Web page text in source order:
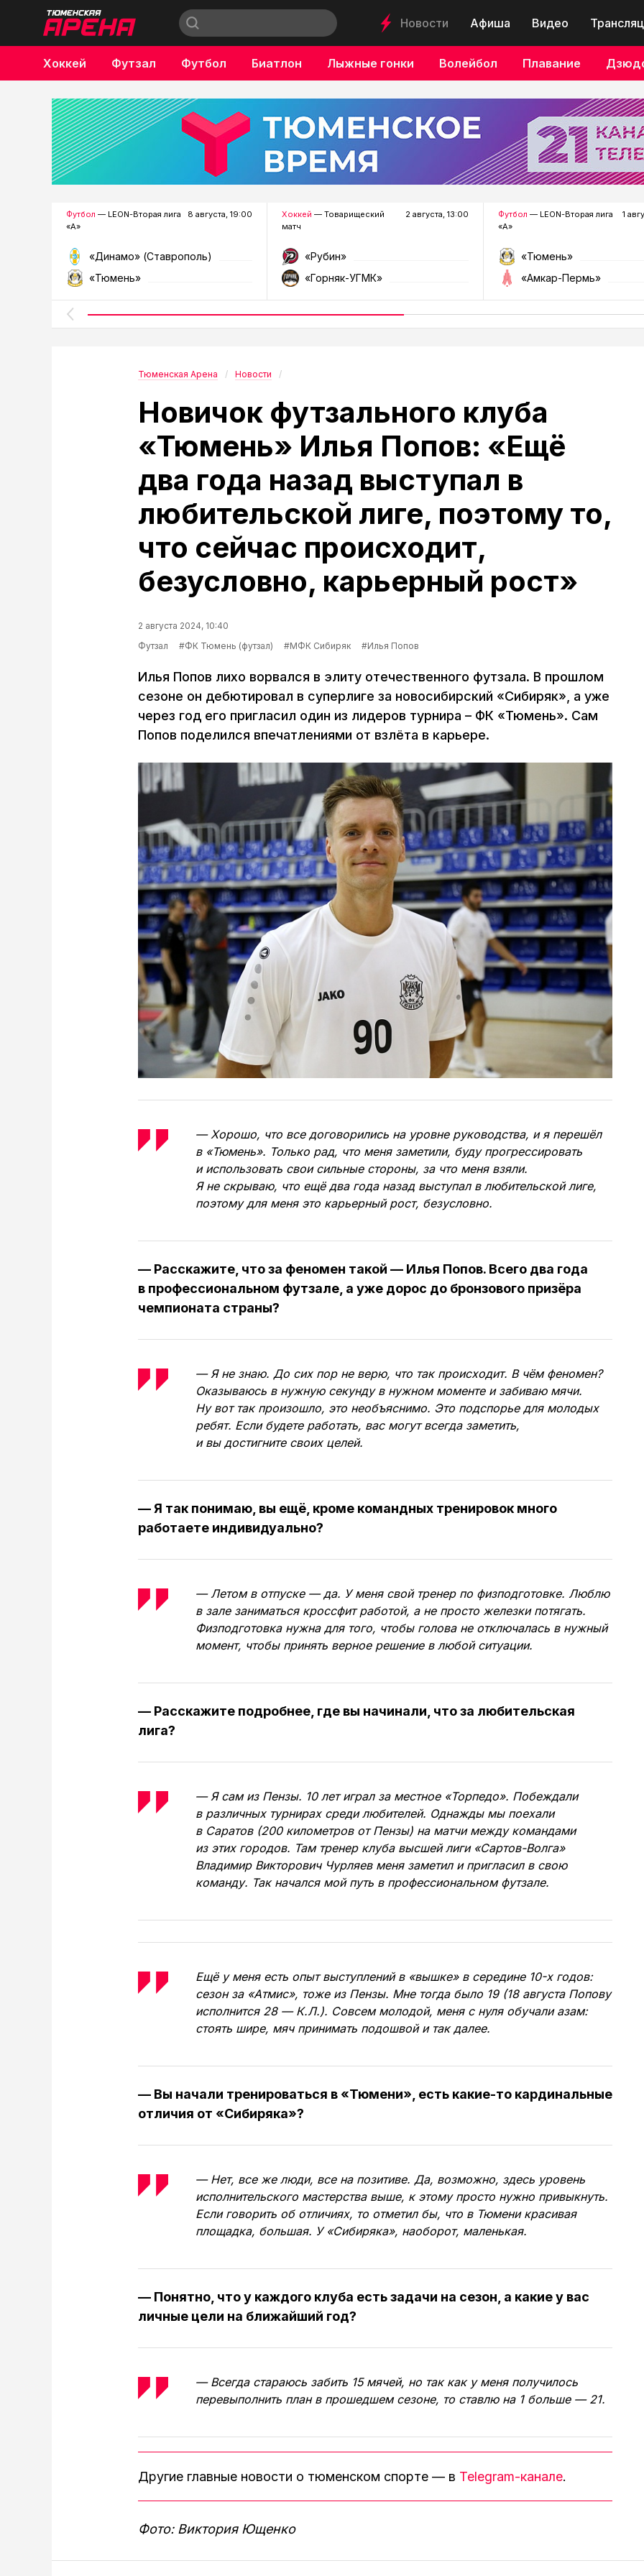
Новости Афиша Видео
Хоккей Футзал Футбол Биатлон Лыжные гонки Волейбол Плавание
Бокс
Футбол — LEON-Вторая лига
«А»
8 августа, 19:00
«Динамо» (Ставрополь)
«Тюмень»
Хоккей — Товарищеский
матч
2 августа, 13:00
«Рубин»
«Горняк-УГМК»
Футбол — LEON-Вторая лига
«А»
1
«Тюмень»
«Амкар-Пермь»
Тюменская Арена Новости
Новичок футзального клуба
«Тюмень» Илья Попов: «Ещё
два года назад выступал в
любительской лиге, поэтому то,
что сейчас происходит,
безусловно, карьерный рост»
2 августа 2024, 10:40
Футзал
#ФК Тюмень (футзал) #МФК Сибиряк #Илья Попов
Илья Попов лихо ворвался в элиту отечественного футзала. В прошлом
сезоне он дебютировал в суперлиге за новосибирский «Сибиряк», а уже
через год его пригласил один из лидеров турнира – ФК «Тюмень». Сам
Попов поделился впечатлениями от взлёта в карьере.
— Хорошо, что все договорились на уровне руководства, и я перешёл
в «Тюмень». Только рад, что меня заметили, буду прогрессировать
и использовать свои сильные стороны, за что меня взяли.
Я не скрываю, что ещё два года назад выступал в любительской лиге,
поэтому для меня это карьерный рост, безусловно.
— Расскажите, что за феномен такой — Илья Попов. Всего два года
в профессиональном футзале, а уже дорос до бронзового призёра
чемпионата страны?
— Я не знаю. До сих пор не верю, что так происходит. В чём феномен?
Оказываюсь в нужную секунду в нужном моменте и забиваю мячи.
Ну вот так произошло, это необъяснимо. Это подспорье для молодых
ребят. Если будете работать, вас могут всегда заметить,
и вы достигните своих целей.
— Я так понимаю, вы ещё, кроме командных тренировок много
работаете индивидуально?
— Летом в отпуске — да. У меня свой тренер по физподготовке. Люблю
в зале заниматься кроссфит работой, а не просто железки потягать.
Физподготовка нужна для того, чтобы голова не отключалась в нужный
момент, чтобы принять верное решение в любой ситуации.
— Расскажите подробнее, где вы начинали, что за любительская
лига?
— Я сам из Пензы. 10 лет играл за местное «Торпедо». Побеждали
в различных турнирах среди любителей. Однажды мы поехали
в Саратов (200 километров от Пензы) на матчи между командами
из этих городов. Там тренер клуба высшей лиги «Сартов-Волга»
Владимир Викторович Чурляев меня заметил и пригласил в свою
команду. Так начался мой путь в профессиональном футзале.
Ещё у меня есть опыт выступлений в «вышке» в середине 10-х годов:
сезон за «Атмис», тоже из Пензы. Мне тогда было 19 (18 августа Попову
исполнится 28 — К.Л.). Совсем молодой, меня с нуля обучали азам:
стоять шире, мяч принимать подошвой и так далее.
— Вы начали тренироваться в «Тюмени», есть какие-то кардинальные
отличия от «Сибиряка»?
— Нет, все же люди, все на позитиве. Да, возможно, здесь уровень
исполнительского мастерства выше, к этому просто нужно привыкнуть.
Если говорить об отличиях, то отметил бы, что в Тюмени красивая
площадка, большая. У «Сибиряка», наоборот, маленькая.
— Понятно, что у каждого клуба есть задачи на сезон, а какие у вас
личные цели на ближайший год?
— Всегда стараюсь забить 15 мячей, но так как у меня получилось
перевыполнить план в прошедшем сезоне, то ставлю на 1 больше — 21.
Другие главные новости о тюменском спорте — в Telegram-канале.
Фото: Виктория Ющенко